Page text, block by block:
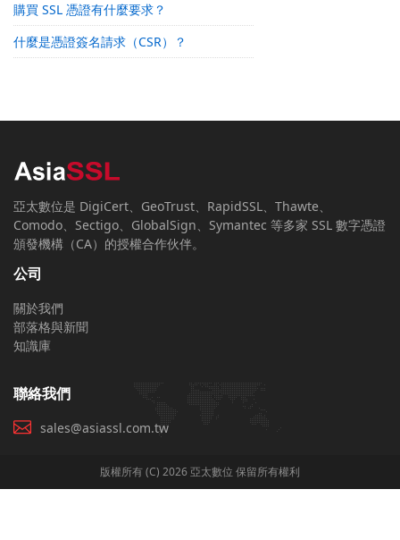
購買 SSL 憑證有什麼要求？
什麼是憑證簽名請求（CSR）？
亞太數位是 DigiCert、GeoTrust、RapidSSL、Thawte、
Comodo、Sectigo、GlobalSign、Symantec 等多家 SSL 數字憑證
頒發機構（CA）的授權合作伙伴。
公司
關於我們
部落格與新聞
知識庫
聯絡我們
sales@asiassl.com.tw
版權所有 (C) 2026 亞太數位 保留所有權利